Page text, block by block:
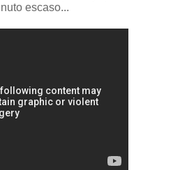
escaso...